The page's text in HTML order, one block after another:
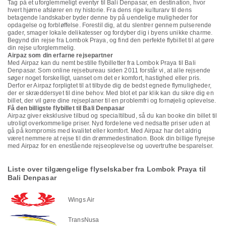
Tag på et uforglemmeligt eventyr til Bali Denpasar, en destination, hvor
hvert hjørne afslører en ny historie. Fra dens rige kulturarv til dens
betagende landskaber byder denne by på uendelige muligheder for
opdagelse og forbløffelse. Forestil dig, at du slentrer gennem pulserende
gader, smager lokale delikatesser og fordyber dig i byens unikke charme.
Begynd din rejse fra Lombok Praya, og find den perfekte flybillet til at gøre
din rejse uforglemmelig.
Airpaz som din erfarne rejsepartner
Med Airpaz kan du nemt bestille flybilletter fra Lombok Praya til Bali
Denpasar. Som online rejsebureau siden 2011 forstår vi, at alle rejsende
søger noget forskelligt, uanset om det er komfort, hastighed eller pris.
Derfor er Airpaz forpligtet til at tilbyde dig de bedst egnede flymuligheder,
der er skræddersyet til dine behov. Med blot et par klik kan du sikre dig en
billet, der vil gøre dine rejseplaner til en problemfri og fornøjelig oplevelse.
Få den billigste flybillet til Bali Denpasar
Airpaz giver eksklusive tilbud og specialtilbud, så du kan booke din billet til
utroligt overkommelige priser. Nyd fordelene ved nedsatte priser uden at
gå på kompromis med kvalitet eller komfort. Med Airpaz har det aldrig
været nemmere at rejse til din drømmedestination. Book din billige flyrejse
med Airpaz for en enestående rejseoplevelse og uovertrufne besparelser.
Liste over tilgængelige flyselskaber fra Lombok Praya til
Bali Denpasar
Wings Air
TransNusa